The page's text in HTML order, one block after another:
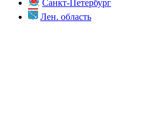
Санкт-Петербург
Лен. область